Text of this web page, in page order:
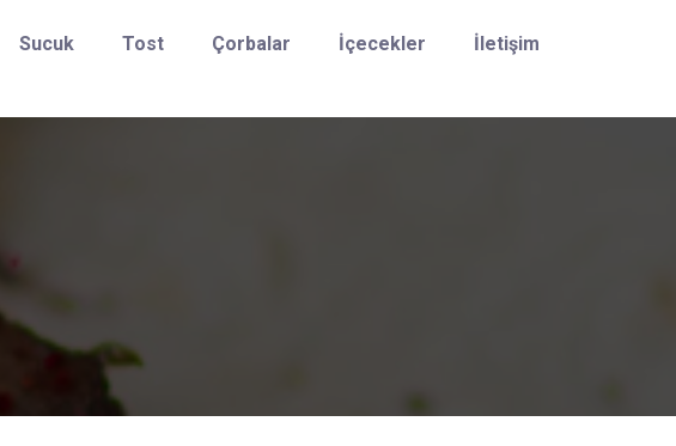
Sucuk Tost Çorbalar İçecekler İletişim